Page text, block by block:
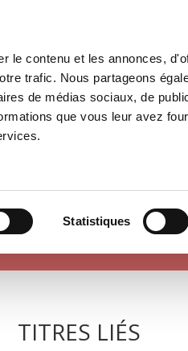
le contenu et les annonces,
trafic. Nous partageons
de médias sociaux, de
que vous leur avez
Statistiques
Histoire
POLITIQUE
TITRES LIÉS